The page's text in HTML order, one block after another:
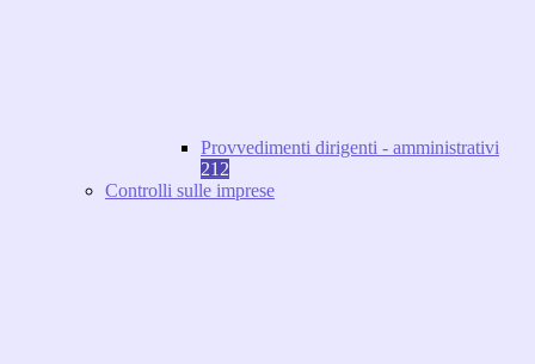
Provvedimenti dirigenti - amministrativi
212
Controlli sulle imprese